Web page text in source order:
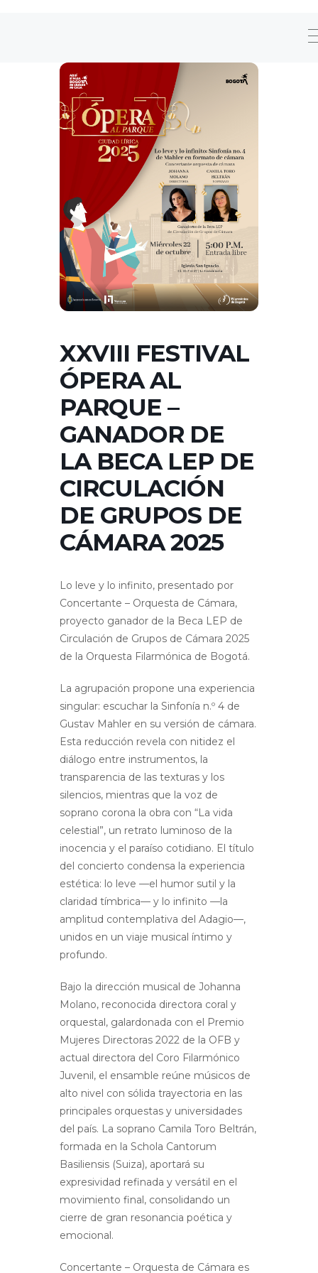
XXVIII FESTIVAL
ÓPERA AL
PARQUE –
GANADOR DE
LA BECA LEP DE
CIRCULACIÓN
DE GRUPOS DE
CÁMARA 2025
Lo leve y lo infinito, presentado por
Concertante – Orquesta de Cámara,
proyecto ganador de la Beca LEP de
Circulación de Grupos de Cámara 2025
de la Orquesta Filarmónica de Bogotá.
La agrupación propone una experiencia
singular: escuchar la Sinfonía n.º 4 de
Gustav Mahler en su versión de cámara.
Esta reducción revela con nitidez el
diálogo entre instrumentos, la
transparencia de las texturas y los
silencios, mientras que la voz de
soprano corona la obra con “La vida
celestial”, un retrato luminoso de la
inocencia y el paraíso cotidiano. El título
del concierto condensa la experiencia
estética: lo leve —el humor sutil y la
claridad tímbrica— y lo infinito —la
amplitud contemplativa del Adagio—,
unidos en un viaje musical íntimo y
profundo.
Bajo la dirección musical de Johanna
Molano, reconocida directora coral y
orquestal, galardonada con el Premio
Mujeres Directoras 2022 de la OFB y
actual directora del Coro Filarmónico
Juvenil, el ensamble reúne músicos de
alto nivel con sólida trayectoria en las
principales orquestas y universidades
del país. La soprano Camila Toro Beltrán,
formada en la Schola Cantorum
Basiliensis (Suiza), aportará su
expresividad refinada y versátil en el
movimiento final, consolidando un
cierre de gran resonancia poética y
emocional.
Concertante – Orquesta de Cámara es